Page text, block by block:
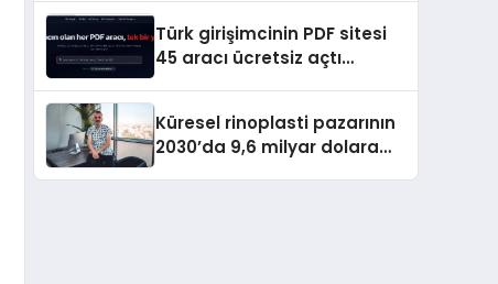
Türk girişimcinin PDF sitesi
45 aracı ücretsiz açtı
Küresel rinoplasti pazarının
2030’da 9,6 milyar dolara